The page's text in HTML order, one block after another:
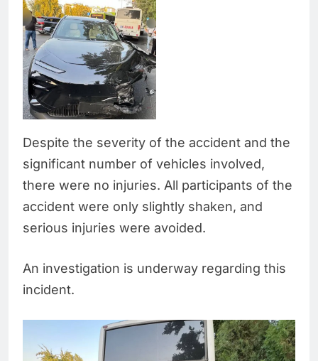
Despite the severity of the accident and the
significant number of vehicles involved,
there were no injuries. All participants of the
accident were only slightly shaken, and
serious injuries were avoided.
An investigation is underway regarding this
incident.